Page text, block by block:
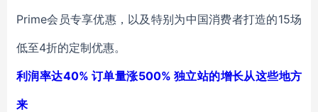
Prime会员专享优惠，以及特别为中国消费者打造的15场
低至4折的定制优惠。
利润率达40% 订单量涨500% 独立站的增长从这些地方
来